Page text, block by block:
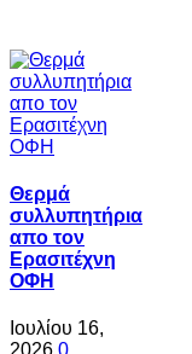
Θερμά
συλλυπητήρια
απο τον
Ερασιτέχνη
ΟΦΗ
Ιουλίου 16,